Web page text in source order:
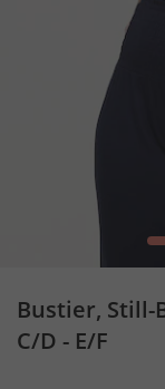
1
Bustier, Still-
C/D - E/F